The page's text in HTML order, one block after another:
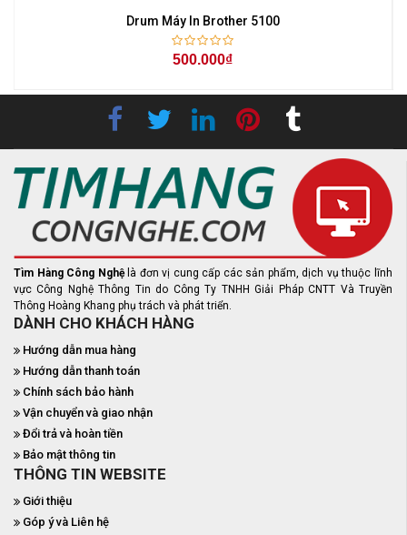
Drum Máy In Brother 5100
500.000₫
Tìm Hàng Công Nghệ là đơn vị cung cấp các sản phẩm, dịch vụ thuộc lĩnh
vực Công Nghệ Thông Tin do Công Ty TNHH Giải Pháp CNTT Và Truyền
Thông Hoàng Khang phụ trách và phát triển.
DÀNH CHO KHÁCH HÀNG
Hướng dẫn mua hàng
Hướng dẫn thanh toán
Chính sách bảo hành
Vận chuyển và giao nhận
Đổi trả và hoàn tiền
Bảo mật thông tin
THÔNG TIN WEBSITE
Giới thiệu
Góp ý và Liên hệ